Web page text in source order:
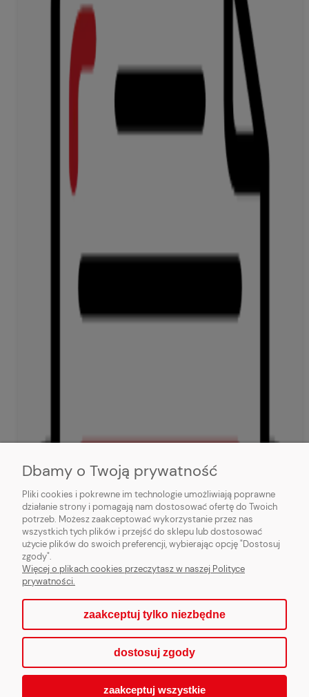
Dbamy o Twoją prywatność
Pliki cookies i pokrewne im technologie umożliwiają poprawne
działanie strony i pomagają nam dostosować ofertę do Twoich
potrzeb. Możesz zaakceptować wykorzystanie przez nas
wszystkich tych plików i przejść do sklepu lub dostosować
użycie plików do swoich preferencji, wybierając opcję "Dostosuj
zgody".
Więcej o plikach cookies przeczytasz w naszej Polityce
prywatności.
zaakceptuj tylko niezbędne
dostosuj zgody
zaakceptuj wszystkie